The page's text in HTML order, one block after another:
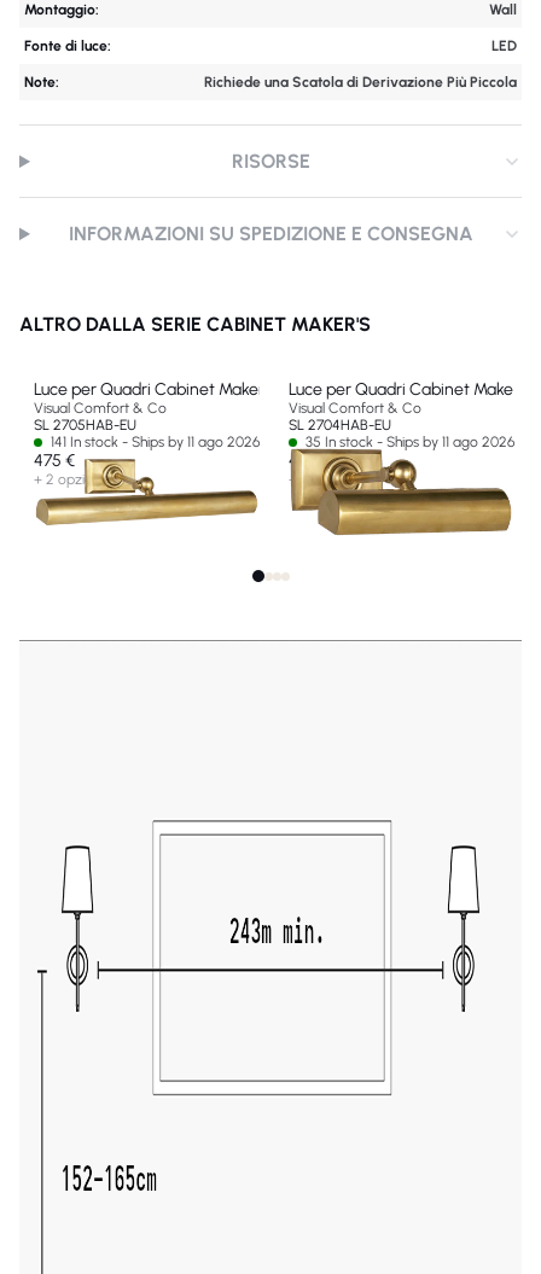
Montaggio: Wall
Fonte di luce: LED
Note: Richiede una Scatola di Derivazione Più Piccola
RISORSE
INFORMAZIONI SU SPEDIZIONE E CONSEGNA
ALTRO DALLA SERIE CABINET MAKER'S
Luce per Quadri Cabinet Maker 18"
Visual Comfort & Co
SL 2705HAB-EU
141 In stock - Ships by 11 ago 2026
475 €
+ 2 opzioni
Luce per Quadri Cabinet Maker 8"
Visual Comfort & Co
SL 2704HAB-EU
35 In stock - Ships by 11 ago 2026
414 €
+ 2 opzioni